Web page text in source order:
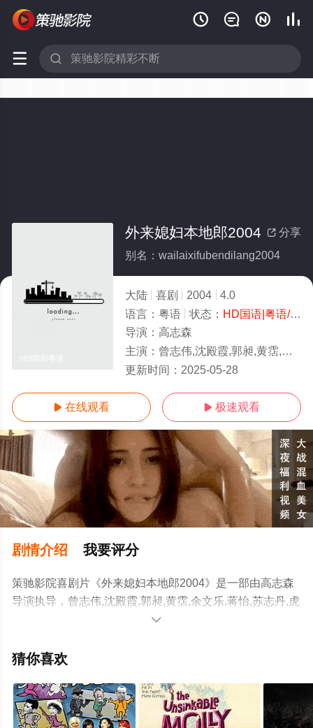
   
 
 分享
外来媳妇本地郎2004
别名：wailaixifubendilang2004
大陆 喜剧 2004
4.0
语言： 粤语 状态： HD国语|粤语/高清
导演： 高志森
主演： 曾志伟,沈殿霞,郭昶,黄霑,余文乐,蒋怡,苏志丹,虎艳芬,彭新智,丁玲
更新时间： 2025-05-28
 在线观看  极速观看
剧情介绍 我要评分
策驰影院喜剧片《外来媳妇本地郎2004》是一部由高志森
导演执导，曾志伟,沈殿霞,郭昶,黄霑,余文乐,蒋怡,苏志丹,虎
艳芬,彭新智,丁玲等演员精彩演绎的大陆电影，手机免费观
信息可移步至豆瓣电影、电视猫或剧情网等平台了解。

猜你喜欢